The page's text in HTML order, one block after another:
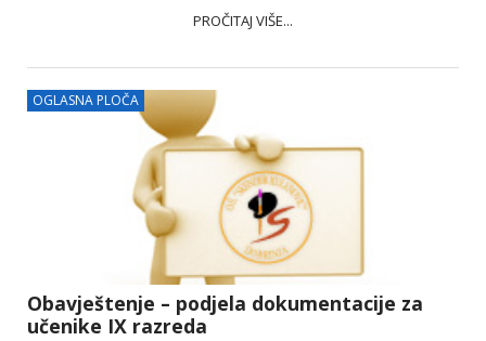
PROČITAJ VIŠE...
OGLASNA PLOČA
Obavještenje – podjela dokumentacije za
učenike IX razreda